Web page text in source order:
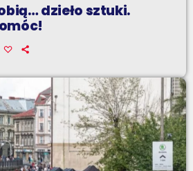
dzieło sztuki.